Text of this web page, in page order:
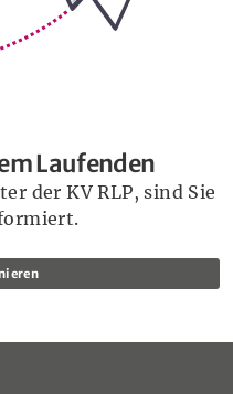
Laufenden
der KV RLP, sind Sie